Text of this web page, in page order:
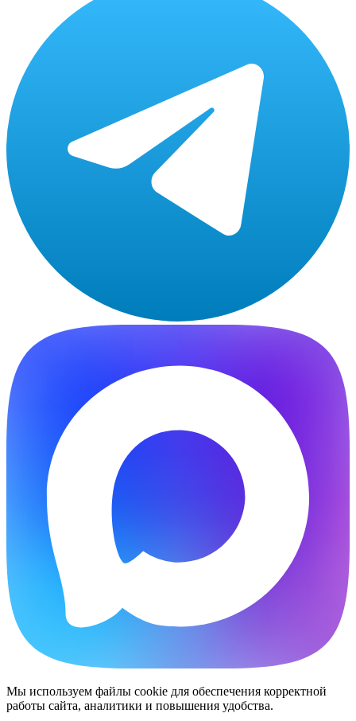
Мы используем файлы cookie для обеспечения корректной
работы сайта, аналитики и повышения удобства.